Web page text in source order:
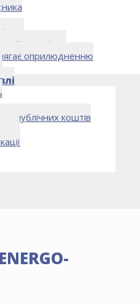
поведінки
оприлюдненню
публічних коштів